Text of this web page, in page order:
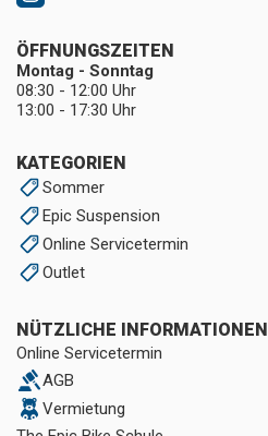
KATEGORIEN
Sommer
Epic Suspension
Online Servicetermin
Outlet
NÜTZLICHE INFORMATIONEN
Online Servicetermin
AGB
Vermietung
ÖFFNUNGSZEITEN
Montag - Sonntag
08:30 - 12:00 Uhr
13:00 - 17:30 Uhr